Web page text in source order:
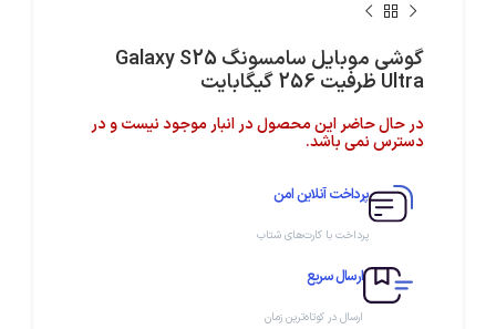
گوشی موبایل سامسونگ Galaxy S25
Ultra ظرفیت 256 گیگابایت
در حال حاضر این محصول در انبار موجود نیست و در
دسترس نمی باشد.
پرداخت آنلاین امن
پرداخت با کارت‌های شتاب
ارسال سریع
ارسال در کوتاه‌ترین زمان